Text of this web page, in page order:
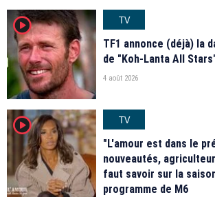
player2
TV
TF1 annonce (déjà) la
de "Koh-Lanta All
4 août 2026
player2
TV
"L'amour est dans le
nouveautés,
faut savoir sur la
programme de M6